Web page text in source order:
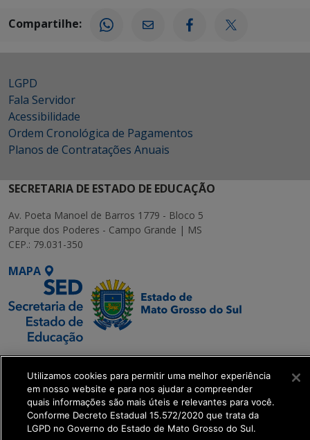
Compartilhe:
LGPD
Fala Servidor
Acessibilidade
Ordem Cronológica de Pagamentos
Planos de Contratações Anuais
SECRETARIA DE ESTADO DE EDUCAÇÃO
Av. Poeta Manoel de Barros 1779 - Bloco 5
Parque dos Poderes - Campo Grande | MS
CEP.: 79.031-350
MAPA
SETDIG | Secretaria-
Executiva de
Transformação Digital
get_footer();
Utilizamos cookies para permitir uma melhor experiência
em nosso website e para nos ajudar a compreender
quais informações são mais úteis e relevantes para você.
Conforme Decreto Estadual 15.572/2020 que trata da
LGPD no Governo do Estado de Mato Grosso do Sul.